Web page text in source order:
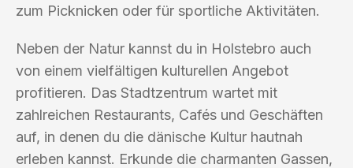
zum Picknicken oder für sportliche Aktivitäten.
Neben der Natur kannst du in Holstebro auch
von einem vielfältigen kulturellen Angebot
profitieren. Das Stadtzentrum wartet mit
zahlreichen Restaurants, Cafés und Geschäften
auf, in denen du die dänische Kultur hautnah
erleben kannst. Erkunde die charmanten Gassen,